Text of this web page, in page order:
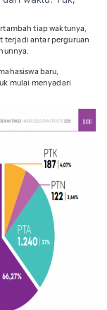
tiap waktunya,
terjadi antar perguruan
baru,
mulai menyadari